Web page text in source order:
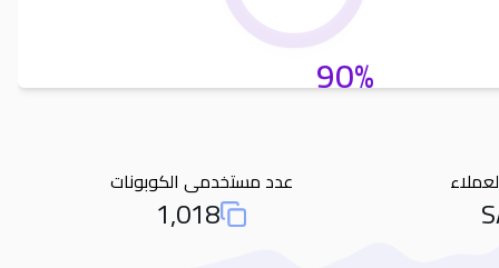
90%
عدد مستخدمى الكوبونات
Used Coupons
1,018